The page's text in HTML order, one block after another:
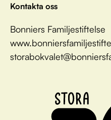
Kontakta oss
Bonniers Familjestiftelse